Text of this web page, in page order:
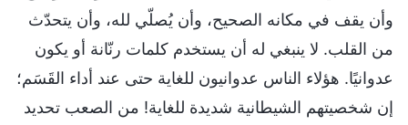
وأن يقف في مكانه الصحيح، وأن يُصلّي لله، وأن يتحدّث
من القلب. لا ينبغي له أن يستخدم كلمات رنّانة أو يكون
عدوانيًا. هؤلاء الناس عدوانيون للغاية حتى عند أداء القَسَم؛
إن شخصيتهم الشيطانية شديدة للغاية! من الصعب تحديد